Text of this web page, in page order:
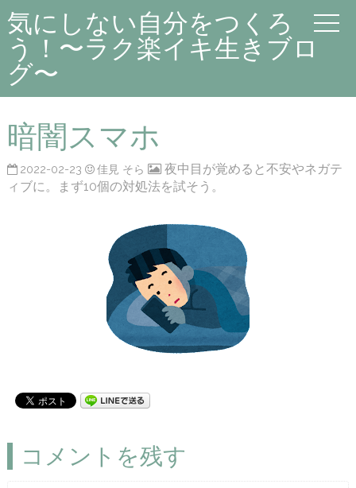
気にしない自分をつくろ
う！〜ラク楽イキ生きブロ
グ〜
暗闇スマホ
2022-02-23 佳見 そら
夜中目が覚めると不安やネガテ
ィブに。まず10個の対処法を試そう。
コメントを残す